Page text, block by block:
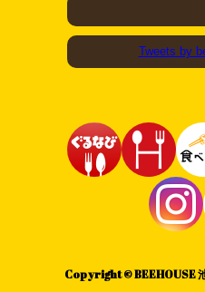
Tweets by
Copyright © BEEHOUSE